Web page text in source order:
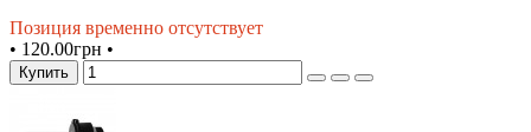
Позиция временно отсутствует
• 120.00грн •
Купить